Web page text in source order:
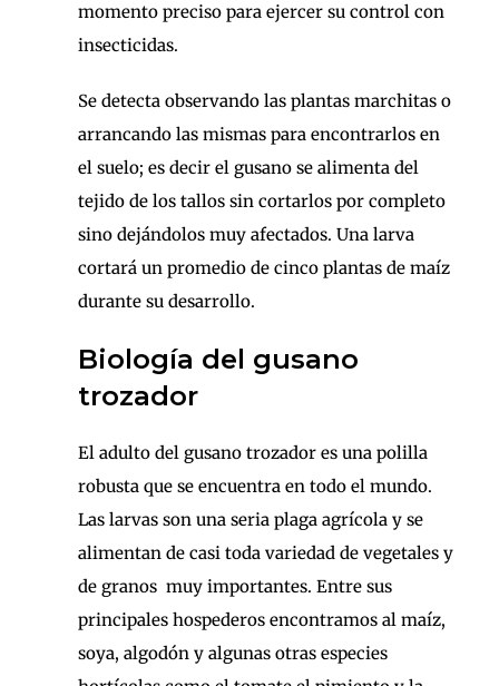
momento preciso para ejercer su control con
insecticidas.
Se detecta observando las plantas marchitas o
arrancando las mismas para encontrarlos en
el suelo; es decir el gusano se alimenta del
tejido de los tallos sin cortarlos por completo
sino dejándolos muy afectados. Una larva
cortará un promedio de cinco plantas de maíz
durante su desarrollo.
Biología del gusano
trozador
El adulto del gusano trozador es una polilla
robusta que se encuentra en todo el mundo.
Las larvas son una seria plaga agrícola y se
alimentan de casi toda variedad de vegetales y
de granos muy importantes. Entre sus
principales hospederos encontramos al maíz,
soya, algodón y algunas otras especies